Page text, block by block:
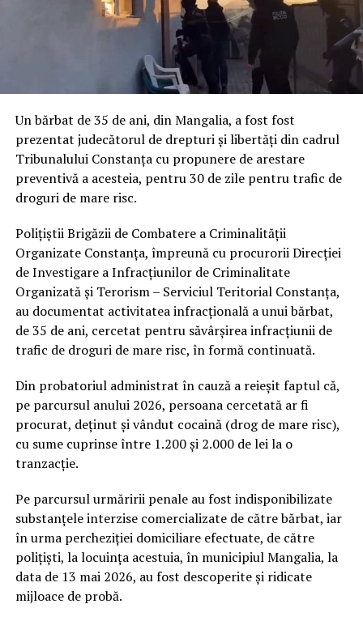
Un bărbat de 35 de ani, din Mangalia, a fost fost
prezentat judecătorul de drepturi și libertăți din cadrul
Tribunalului Constanța cu propunere de arestare
preventivă a acesteia, pentru 30 de zile pentru trafic de
droguri de mare risc.
Polițiștii Brigăzii de Combatere a Criminalității
Organizate Constanța, împreună cu procurorii Direcției
de Investigare a Infracțiunilor de Criminalitate
Organizată și Terorism – Serviciul Teritorial Constanța,
au documentat activitatea infracțională a unui bărbat,
de 35 de ani, cercetat pentru săvârșirea infracțiunii de
trafic de droguri de mare risc, în formă continuată.
Din probatoriul administrat în cauză a reieșit faptul că,
pe parcursul anului 2026, persoana cercetată ar fi
procurat, deținut și vândut cocaină (drog de mare risc),
cu sume cuprinse între 1.200 și 2.000 de lei la o
tranzacție.
Pe parcursul urmăririi penale au fost indisponibilizate
substanțele interzise comercializate de către bărbat, iar
în urma percheziției domiciliare efectuate, de către
polițiști, la locuința acestuia, în municipiul Mangalia, la
data de 13 mai 2026, au fost descoperite și ridicate
mijloace de probă.